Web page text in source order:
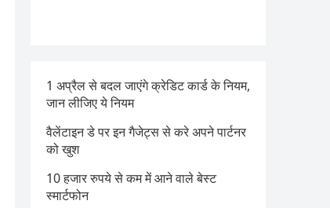
1 अप्रैल से बदल जाएंगे क्रेडिट कार्ड के नियम,
जान लीजिए ये नियम
वैलेंटाइन डे पर इन गैजेट्स से करे अपने पार्टनर
को खुश
10 हजार रुपये से कम में आने वाले बेस्ट
स्मार्टफोन